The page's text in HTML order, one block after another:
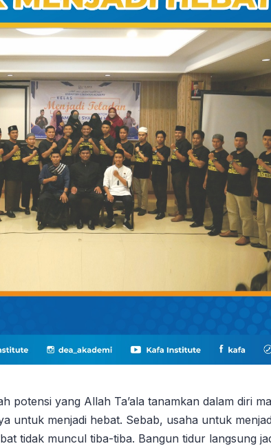
potensi yang Allah Ta’ala tanamkan dalam diri
untuk menjadi hebat. Sebab, usaha untuk
tidak muncul tiba-tiba. Bangun tidur langsung